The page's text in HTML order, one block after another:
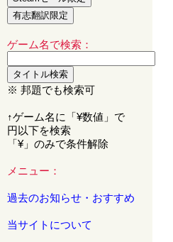
ゲーム名で検索：
※ 邦題でも検索可
↑ゲーム名に「¥数値」で
円以下を検索
「¥」のみで条件解除
メニュー：
過去のお知らせ・おすすめ
当サイトについて